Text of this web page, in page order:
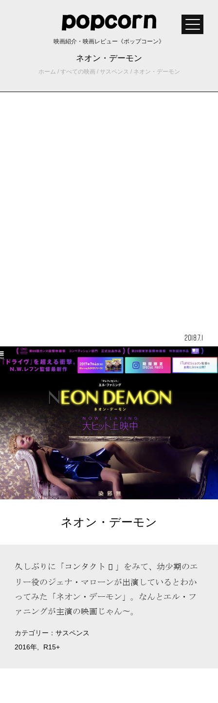
映画紹介・映画レビュー《ポップコーン》
ネオン・デーモン
ホーム / すべての映画 / サスペンス / ネオン・デーモン
2018.7.1
ネオン・デーモン
久しぶりに「 コンタクト
」をみて、幼少期のエ
リー役のジェナ・マローンが出演しているとわか
ってみた「ネオン・デーモン」。なんとエル・フ
ァニングが主演の映画じゃん〜。
カテゴリー： サスペンス
2016年
R15+